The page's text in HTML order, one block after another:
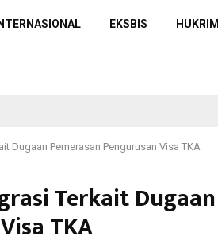
INTERNASIONAL EKSBIS HUKRIM
Dugaan Pemerasan Pengurusan Visa TKA
Terkait Dugaan
TKA